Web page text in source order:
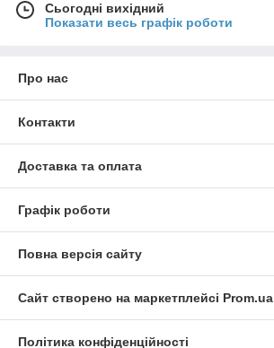
Сьогодні вихідний
Показати весь графік роботи
Про нас
Контакти
Доставка та оплата
Графік роботи
Повна версія сайту
Сайт створено на маркетплейсі Prom.ua
Політика конфіденційності